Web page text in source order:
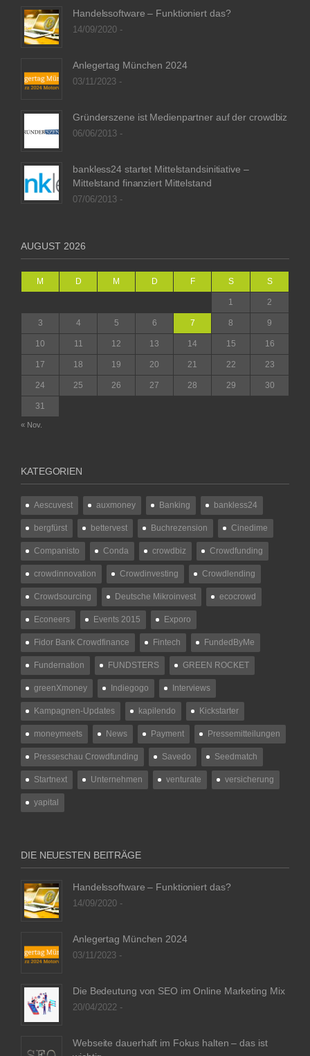
Handelssoftware – Funktioniert das?
14/09/2020 -
Anlegertag München 2024
03/11/2023 -
Gründerszene ist Medienpartner auf der crowdbiz
06/06/2013 -
bankless24 startet Mittelstandsinitiative –
Mittelstand finanziert Mittelstand
07/06/2013 -
AUGUST 2026
M D M D F S S
1 2
3 4 5 6 7 8 9
10 11 12 13 14 15 16
17 18 19 20 21 22 23
24 25 26 27 28 29 30
31
« Nov.
KATEGORIEN
Aescuvest auxmoney Banking bankless24
bergfürst bettervest Buchrezension Cinedime
Companisto Conda crowdbiz Crowdfunding
crowdinnovation Crowdinvesting Crowdlending
Crowdsourcing Deutsche Mikroinvest ecocrowd
Econeers Events 2015 Exporo
Fidor Bank Crowdfinance Fintech FundedByMe
Fundernation FUNDSTERS GREEN ROCKET
greenXmoney Indiegogo Interviews
Kampagnen-Updates kapilendo Kickstarter
moneymeets News Payment Pressemitteilungen
Presseschau Crowdfunding Savedo Seedmatch
Startnext Unternehmen venturate versicherung
yapital
DIE NEUESTEN BEITRÄGE
Handelssoftware – Funktioniert das?
14/09/2020 -
Anlegertag München 2024
03/11/2023 -
Die Bedeutung von SEO im Online Marketing Mix
20/04/2022 -
Webseite dauerhaft im Fokus halten – das ist